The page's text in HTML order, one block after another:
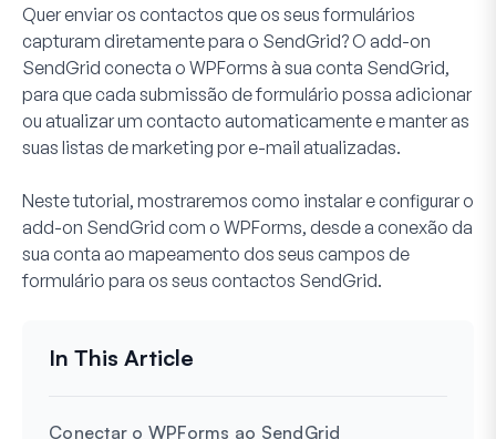
Quer enviar os contactos que os seus formulários
capturam diretamente para o SendGrid? O add-on
SendGrid conecta o WPForms à sua conta SendGrid,
para que cada submissão de formulário possa adicionar
ou atualizar um contacto automaticamente e manter as
suas listas de marketing por e-mail atualizadas.
Neste tutorial, mostraremos como instalar e configurar o
add-on SendGrid com o WPForms, desde a conexão da
sua conta ao mapeamento dos seus campos de
formulário para os seus contactos SendGrid.
Conectar o WPForms ao SendGrid